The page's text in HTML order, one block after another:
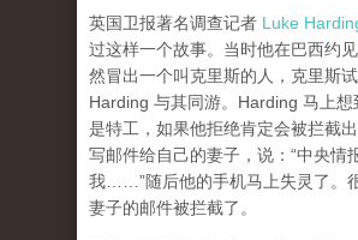
英国卫报著名调查记者 Luke
过这样一个故事。当时他在巴西约
然冒出一个叫克里斯的人，克里斯
Harding 与其同游。Harding 马上想
是特工，如果他拒绝肯定会被拦截
写邮件给自己的妻子，说：“中央情
我……”随后他的手机马上失灵了。
妻子的邮件被拦截了。